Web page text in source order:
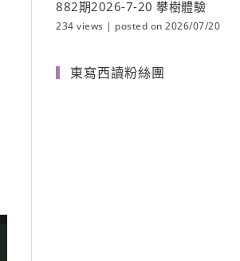
882期2026-7-20 攀樹體驗
234 views | posted on 2026/07/20
東寫西讀粉絲團